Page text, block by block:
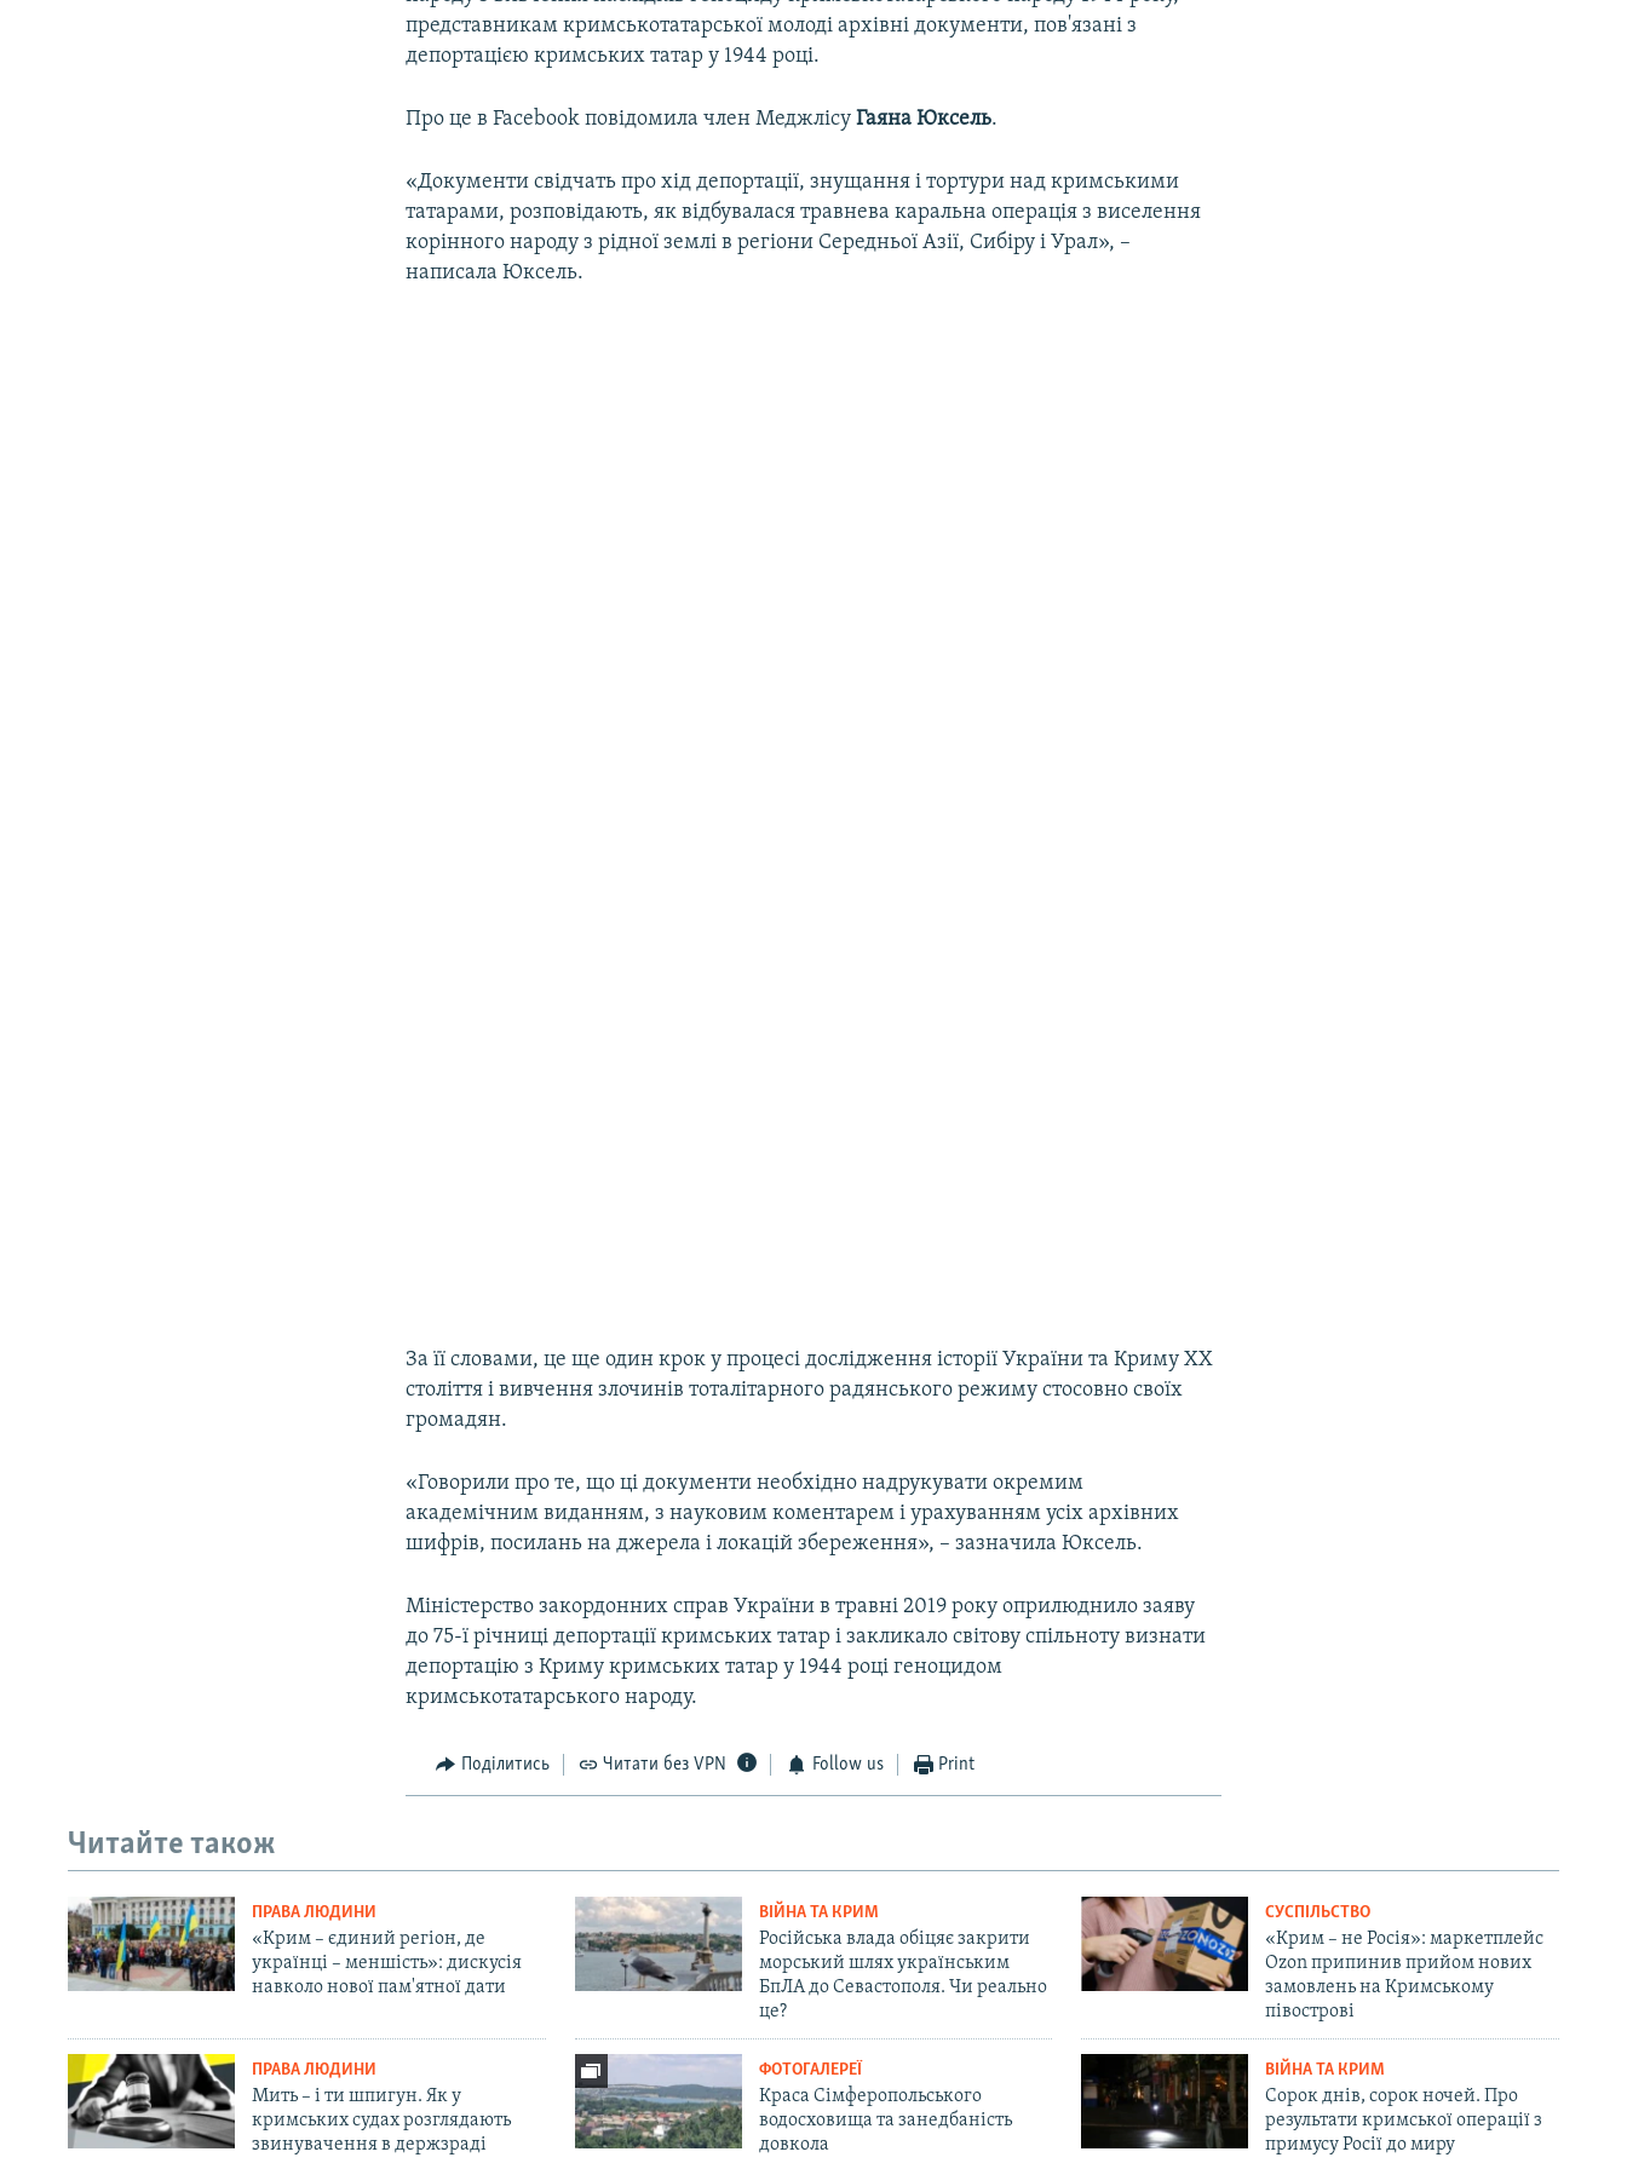
представникам кримськотатарської молоді архівні документи, пов'язані з
депортацією кримських татар у 1944 році.
Про це в Facebook повідомила член МеджлісуГаяна Юксель.
«Документи свідчать про хід депортації, знущання і тортури над кримськими
татарами, розповідають, як відбувалася травнева каральна операція з виселення
корінного народу з рідної землі в регіони Середньої Азії, Сибіру і Урал», –
написала Юксель.
За її словами, це ще один крок у процесі дослідження історії України та Криму ХХ
століття і вивчення злочинів тоталітарного радянського режиму стосовно своїх
громадян.
«Говорили про те, що ці документи необхідно надрукувати окремим
академічним виданням, з науковим коментарем і урахуванням усіх архівних
шифрів, посилань на джерела і локацій збереження», – зазначила Юксель.
Міністерство закордонних справ України в травні 2019 року оприлюднило заяву
до 75-ї річниці депортації кримських татар і закликало світову спільноту визнати
депортацію з Криму кримських татар у 1944 році геноцидом
кримськотатарського народу.
Поділитись Читати без VPN Follow us Print
Читайте також
ПРАВА ЛЮДИНИ
«Крим – єдиний регіон, де
українці – меншість»: дискусія
навколо нової пам'ятної дати
ВІЙНА ТА КРИМ
Російська влада обіцяє закрити
морський шлях українським
БпЛА до Севастополя. Чи реально
це?
СУСПІЛЬСТВО
«Крим – не Росія»: маркетплейс
Ozon припинив прийом нових
замовлень на Кримському
півострові
ПРАВА ЛЮДИНИ
Мить – і ти шпигун. Як у
кримських судах розглядають
звинувачення в держзраді
ФОТОГАЛЕРЕЇ
Краса Сімферопольського
водосховища та занедбаність
довкола
ВІЙНА ТА КРИМ
Сорок днів, сорок ночей. Про
результати кримської операції з
примусу Росії до миру